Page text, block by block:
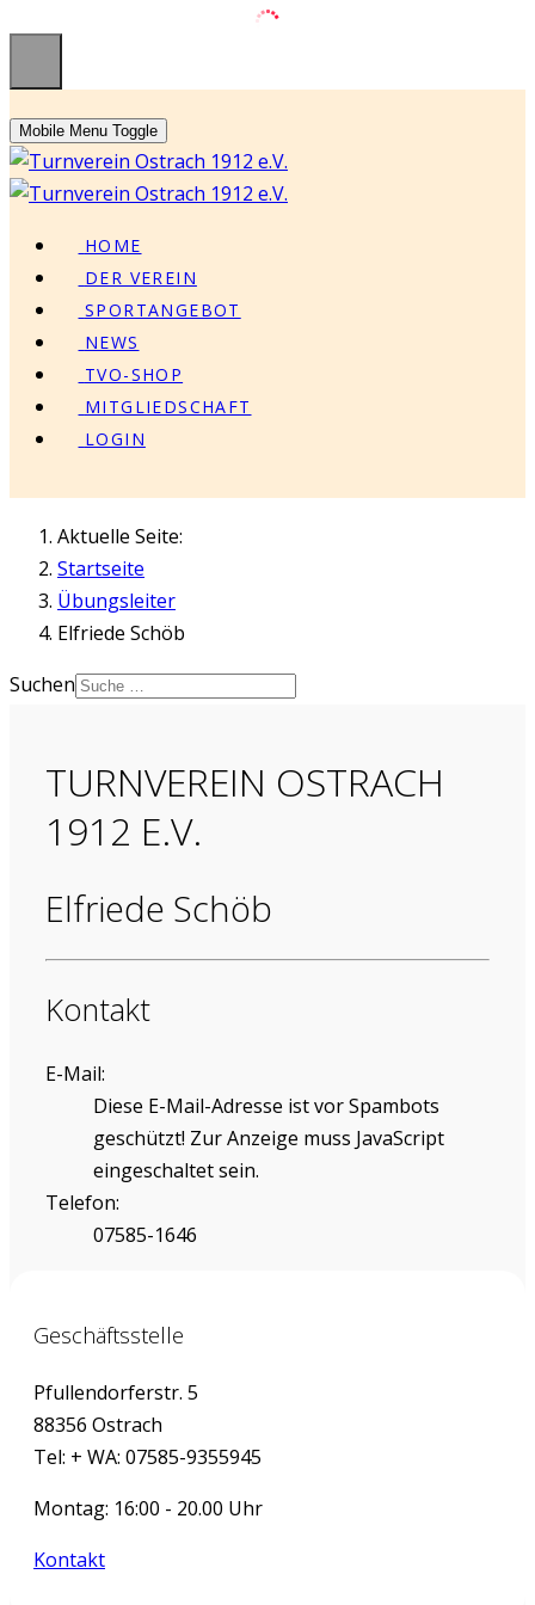
Mobile Menu Toggle
HOME
DER VEREIN
SPORTANGEBOT
NEWS
TVO-SHOP
MITGLIEDSCHAFT
LOGIN
Aktuelle Seite:
Startseite
Übungsleiter
Elfriede Schöb
Suchen
TURNVEREIN OSTRACH
1912 E.V.
Elfriede Schöb
Kontakt
E-Mail:
Diese E-Mail-Adresse ist vor Spambots
geschützt! Zur Anzeige muss JavaScript
eingeschaltet sein.
Telefon:
07585-1646
Geschäftsstelle
Pfullendorferstr. 5
88356 Ostrach
Tel: + WA: 07585-9355945
Montag: 16:00 - 20.00 Uhr
Kontakt